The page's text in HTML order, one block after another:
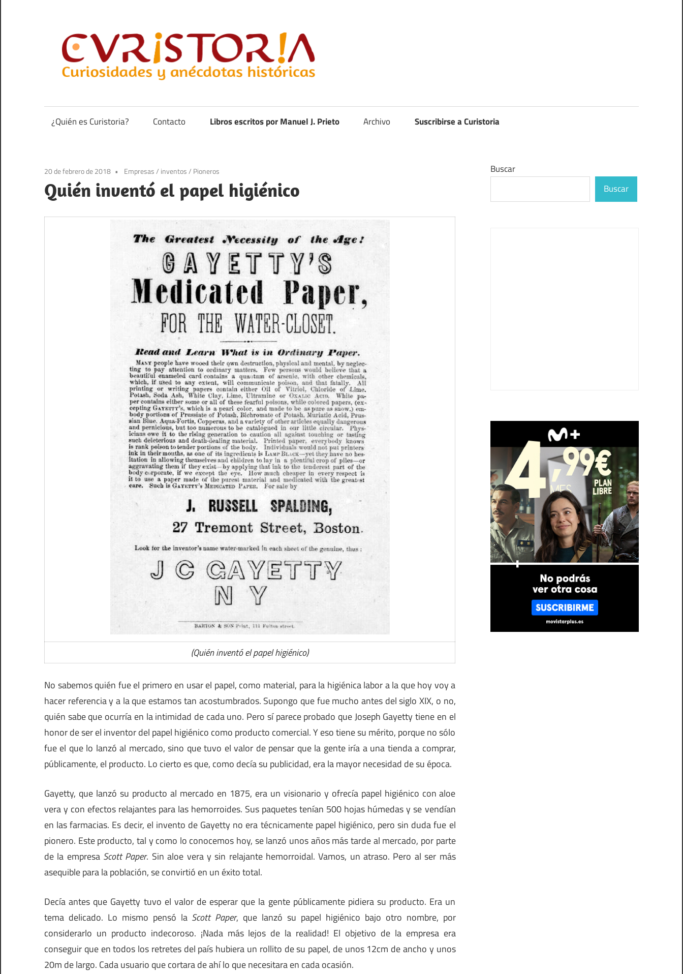
contenido
anécdotas
de
¿Quién es Curistoria? Contacto Libros escritos por Manuel J. Prieto Archivo Suscribirse a Curistoria
20 de febrero de 2018 Empresas/ inventos/ Pioneros
Quién inventó el papel higiénico
(Quién inventó el papel higiénico)
No sabemos quién fue el primero en usar el papel, como material, para la higiénica labor a la que hoy voy a
hacer referencia y a la que estamos tan acostumbrados. Supongo que fue mucho antes del siglo XIX, o no,
quién sabe que ocurría en la intimidad de cada uno. Pero sí parece probado que Joseph Gayetty tiene en el
honor de ser el inventor del papel higiénico como producto comercial. Y eso tiene su mérito, porque no sólo
fue el que lo lanzó al mercado, sino que tuvo el valor de pensar que la gente iría a una tienda a comprar,
públicamente, el producto. Lo cierto es que, como decía su publicidad, era la mayor necesidad de su época.
Gayetty, que lanzó su producto al mercado en 1875, era un visionario y ofrecía papel higiénico con aloe
vera y con efectos relajantes para las hemorroides. Sus paquetes tenían 500 hojas húmedas y se vendían
en las farmacias. Es decir, el invento de Gayetty no era técnicamente papel higiénico, pero sin duda fue el
pionero. Este producto, tal y como lo conocemos hoy, se lanzó unos años más tarde al mercado, por parte
de la empresa Scott Paper. Sin aloe vera y sin relajante hemorroidal. Vamos, un atraso. Pero al ser más
asequible para la población, se convirtió en un éxito total.
Decía antes que Gayetty tuvo el valor de esperar que la gente públicamente pidiera su producto. Era un
tema delicado. Lo mismo pensó la Scott Paper, que lanzó su papel higiénico bajo otro nombre, por
considerarlo un producto indecoroso. ¡Nada más lejos de la realidad! El objetivo de la empresa era
conseguir que en todos los retretes del país hubiera un rollito de su papel, de unos 12cm de ancho y unos
20m de largo. Cada usuario que cortara de ahí lo que necesitara en cada ocasión.
Buscar
Buscar